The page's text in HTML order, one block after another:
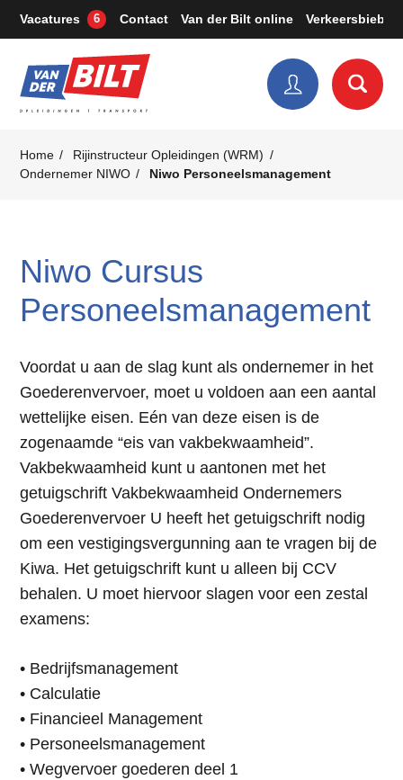
Vacatures 6 Contact Van der Bilt online Verkeersbieb
Home
Rijinstructeur Opleidingen (WRM)
Ondernemer NIWO
Niwo Personeelsmanagement
Niwo Cursus
Personeelsmanagement
Voordat u aan de slag kunt als ondernemer in het
Goederenvervoer, moet u voldoen aan een aantal
wettelijke eisen. Eén van deze eisen is de
zogenaamde “eis van vakbekwaamheid”.
Vakbekwaamheid kunt u aantonen met het
getuigschrift Vakbekwaamheid Ondernemers
Goederenvervoer U heeft het getuigschrift nodig
om een vestigingsvergunning aan te vragen bij de
Kiwa. Het getuigschrift kunt u alleen bij CCV
behalen. U moet hiervoor slagen voor een zestal
examens:
• Bedrijfsmanagement
• Calculatie
• Financieel Management
• Personeelsmanagement
• Wegvervoer goederen deel 1